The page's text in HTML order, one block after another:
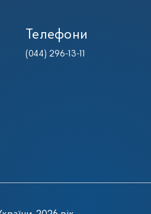
Телефони
(044) 296-13-11